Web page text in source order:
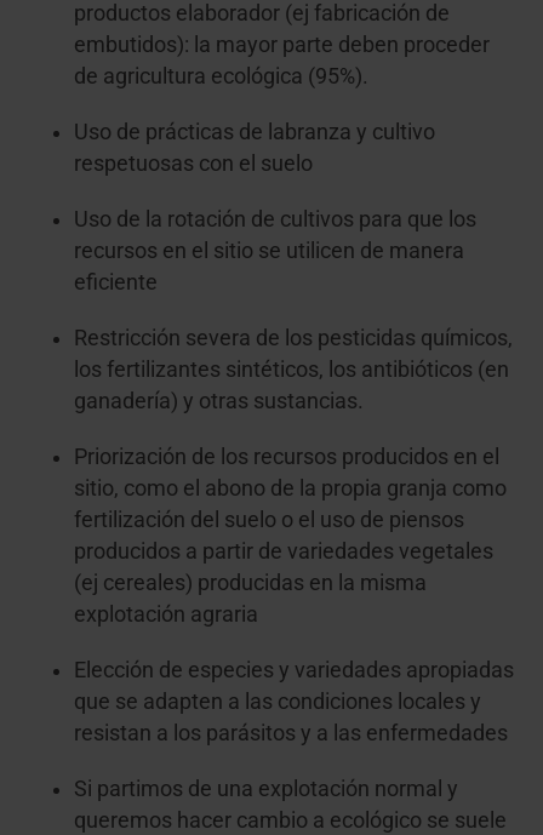
productos elaborador (ej fabricación de
embutidos): la mayor parte deben proceder
de agricultura ecológica (95%).
Uso de prácticas de labranza y cultivo
respetuosas con el suelo
Uso de la rotación de cultivos para que los
recursos en el sitio se utilicen de manera
eficiente
Restricción severa de los pesticidas químicos,
los fertilizantes sintéticos, los antibióticos (en
ganadería) y otras sustancias.
Priorización de los recursos producidos en el
sitio, como el abono de la propia granja como
fertilización del suelo o el uso de piensos
producidos a partir de variedades vegetales
(ej cereales) producidas en la misma
explotación agraria
Elección de especies y variedades apropiadas
que se adapten a las condiciones locales y
resistan a los parásitos y a las enfermedades
Si partimos de una explotación normal y
queremos hacer cambio a ecológico se suele